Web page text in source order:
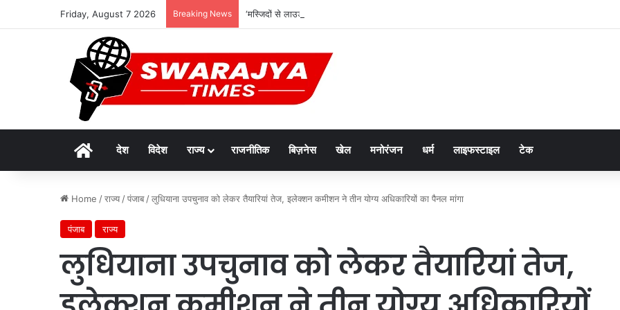
Friday, August 7 2026 Breaking News ‘मस्जिदों से लाउडस्पीकर हटाए जा रहे’, युसूफ पठान ने जताई नाराजगी; अमित शाह से की हस्तक्षेप की मांग
Homeदेश विदेश राज्य राजनीतिक बिज़नेस खेल मनोरंजन धर्म लाइफस्टाइल टेक
Home /राज्य /पंजाब /लुधियाना उपचुनाव को लेकर तैयारियां तेज, इलेक्शन कमीशन ने तीन योग्य अधिकारियों का पैनल मांगा
पंजाब राज्य
लुधियाना उपचुनाव को लेकर तैयारियां तेज,